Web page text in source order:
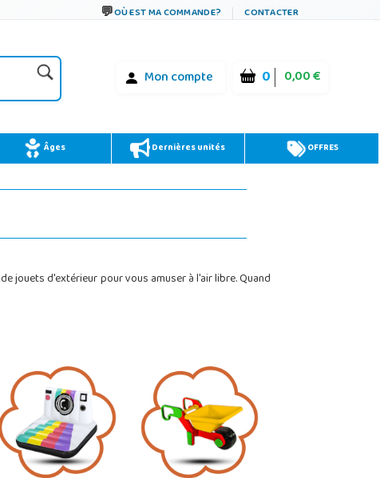
OÙ EST MA COMMANDE? CONTACTER
Mon compte 0 0,00 €
Âges Dernières unités OFFRES
jouets d'extérieur pour vous amuser à l'air libre. Quand